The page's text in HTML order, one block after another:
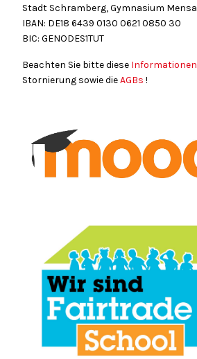
Stadt Schramberg, Gymnasium Mensa
IBAN: DE18 6439 0130 0621 0850 30
BIC: GENODES1TUT
Beachten Sie bitte diese Informationen
Stornierung sowie dieAGBs !